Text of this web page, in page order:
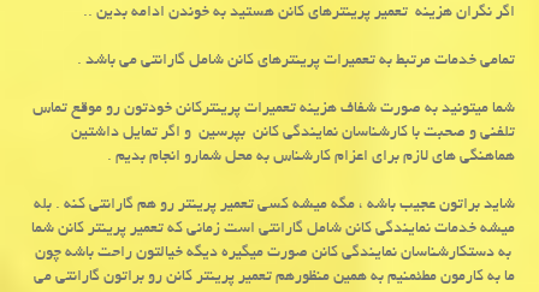
اگر نگران هزینه تعمیر پرینترهای کانن هستید به خوندن ادامه بدین ..
تمامی خدمات مرتبط به تعمیرات پرینترهای کانن شامل گارانتی می باشد .
شما میتونید به صورت شفاف هزینه تعمیرات پرینترکانن خودتون رو موقع تماس
تلفنی و صحبت با کارشناسان نمایندگی کانن بپرسین و اگر تمایل داشتین
هماهنگی های لازم برای اعزام کارشناس به محل شمارو انجام بدیم .
شاید براتون عجیب باشه ، مگه میشه کسی تعمیر پرینتر رو هم گارانتی کنه . بله
میشه خدمات نمایندگی کانن شامل گارانتی است زمانی که تعمیر پرینتر کانن شما
به دستکارشناسان نمایندگی کانن صورت میگیره دیگه خیالتون راحت باشه چون
ما به کارمون مطئمنیم به همین منظورهم تعمیر پرینتر کانن رو براتون گارانتی می